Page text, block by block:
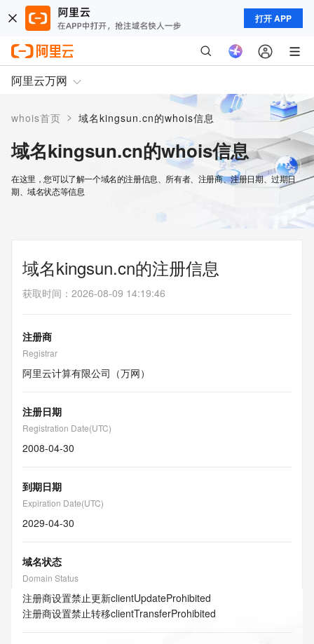
打开 APP
阿里云万网
whois首页 > 域名kingsun.cn的whois信息
域名kingsun.cn的whois信息
在这里，您可以了解一个域名的注册信息、所有者、注册商、注册日期、过期日
期、域名状态等信息
域名kingsun.cn的注册信息
获取时间 ： 2026-08-09 14:19:46
注册商
Registrar
阿里云计算有限公司（万网）
注册日期
Registration Date(UTC)
2008-04-30
到期日期
Expiration Date(UTC)
2029-04-30
域名状态
Domain Status
注册商设置禁止更新clientUpdateProhibited
注册商设置禁止转移clientTransferProhibited